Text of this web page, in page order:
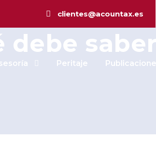
clientes@acountax.es
Peritaje
las